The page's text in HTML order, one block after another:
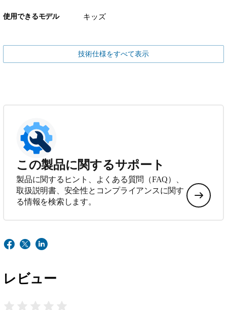
使用できるモデル キッズ
技術仕様をすべて表示
この製品に関するサポート
製品に関するヒント、よくある質問（FAQ）、
取扱説明書、安全性とコンプライアンスに関す
る情報を検索します。
レビュー